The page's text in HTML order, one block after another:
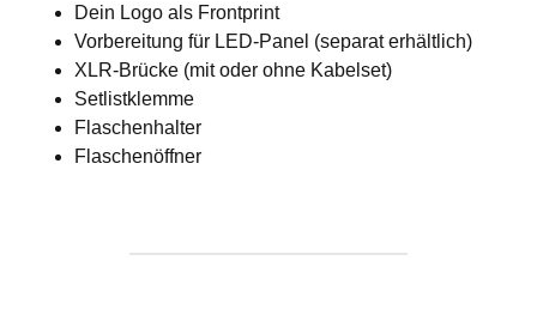
Dein Logo als Frontprint
Vorbereitung für LED-Panel (separat erhältlich)
XLR-Brücke (mit oder ohne Kabelset)
Setlistklemme
Flaschenhalter
Flaschenöffner